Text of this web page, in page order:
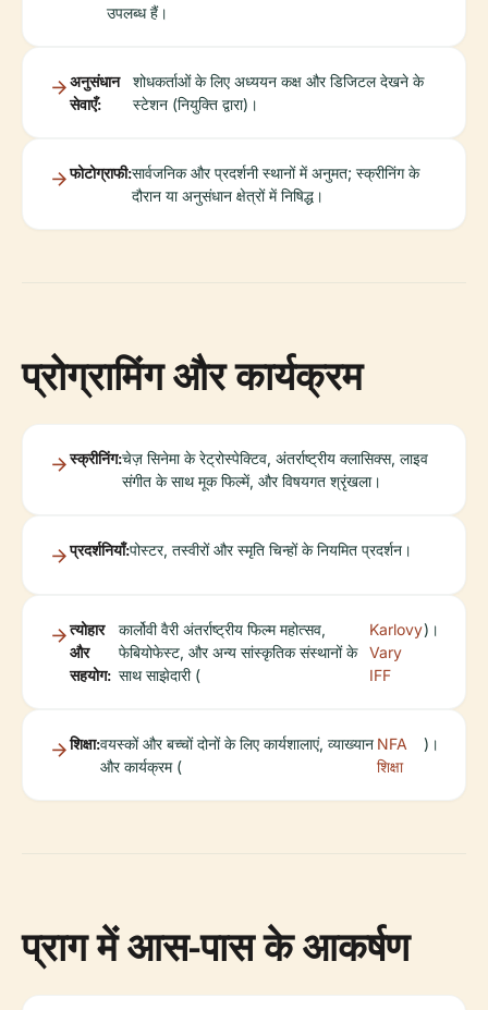
उपलब्ध हैं।
अनुसंधान
सेवाएँ:
शोधकर्ताओं के लिए अध्ययन कक्ष और डिजिटल देखने के
स्टेशन (नियुक्ति द्वारा)।
फोटोग्राफी:सार्वजनिक और प्रदर्शनी स्थानों में अनुमत; स्क्रीनिंग के
दौरान या अनुसंधान क्षेत्रों में निषिद्ध।
प्रोग्रामिंग और कार्यक्रम
स्क्रीनिंग:चेज़ सिनेमा के रेट्रोस्पेक्टिव, अंतर्राष्ट्रीय क्लासिक्स, लाइव
संगीत के साथ मूक फिल्में, और विषयगत श्रृंखला।
प्रदर्शनियाँ:पोस्टर, तस्वीरों और स्मृति चिन्हों के नियमित प्रदर्शन।
त्योहार
और
सहयोग:
कार्लोवी वैरी अंतर्राष्ट्रीय फिल्म महोत्सव,
फेबियोफेस्ट, और अन्य सांस्कृतिक संस्थानों के
साथ साझेदारी (
Karlovy
Vary
IFF
)।
शिक्षा:वयस्कों और बच्चों दोनों के लिए कार्यशालाएं, व्याख्यान
और कार्यक्रम (
NFA
शिक्षा
)।
प्राग में आस-पास के आकर्षण